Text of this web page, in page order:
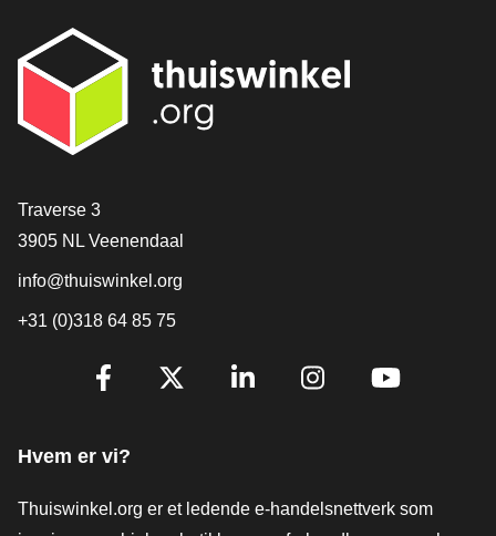
[_General:Contact]
Traverse 3
3905 NL Veenendaal
info@thuiswinkel.org
+31 (0)318 64 85 75
[_General:SocialMediaTitle]
Hvem er vi?
Thuiswinkel.org er et ledende e-handelsnettverk som